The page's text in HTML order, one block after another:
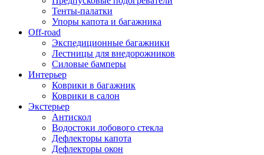
Тенты-палатки
Упоры капота и багажника
Off-road
Экспедиционные багажники
Лестницы для внедорожников
Силовые бамперы
Интерьер
Коврики в багажник
Коврики в салон
Экстерьер
Антискол
Водостоки лобового стекла
Дефлекторы капота
Дефлекторы окон